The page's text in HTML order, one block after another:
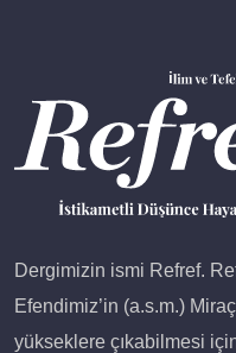
Dergimizin ismi Refref.
Efendimiz’in (a.s.m.)
yükseklere çıkabilmesi